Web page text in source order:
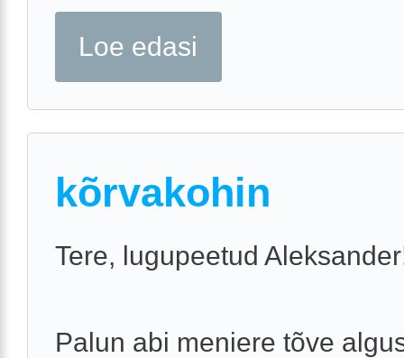
Loe edasi
kõrvakohin
Tere, lugupeetud
Palun abi meniere tõve